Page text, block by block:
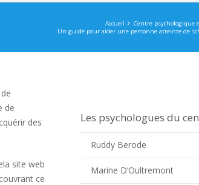
Accueil
Centre psychologique
Un guide pour aider une personne atteinte de
de
des
site web
ce
Les psychologues du
Ruddy Berode
Marine D’Oultremont